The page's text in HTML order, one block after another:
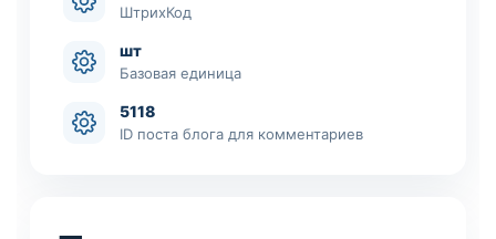
ШтрихКод
шт
Базовая единица
5118
ID поста блога для комментариев